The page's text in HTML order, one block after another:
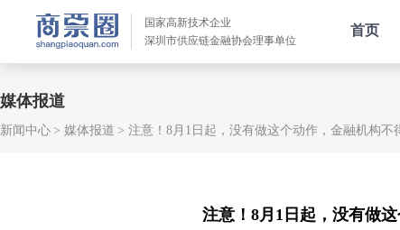
国家高新技术企业
深圳市供应链金融协会理事单位
首页
媒体报道
新闻中心 媒体报道 注意！8月1日起，没有做这个动作，金融机构
注意！8月1日起，没有做